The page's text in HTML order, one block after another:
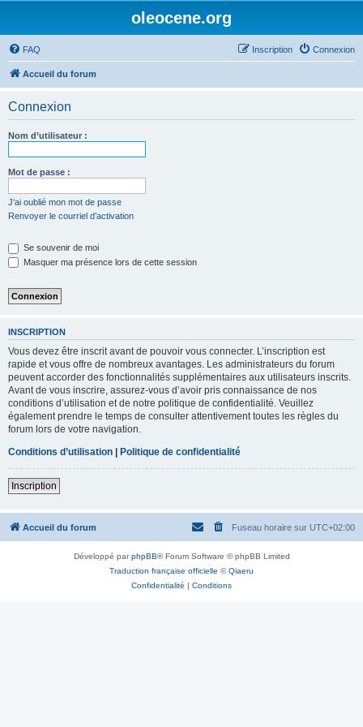
oleocene.org
FAQ Connexion
Inscription
Accueil du forum
Connexion
Nom d’utilisateur :
Mot de passe :
J’ai oublié mon mot de passe
Renvoyer le courriel d’activation
Se souvenir de moi
Masquer ma présence lors de cette session
INSCRIPTION
Vous devez être inscrit avant de pouvoir vous connecter. L’inscription est
rapide et vous offre de nombreux avantages. Les administrateurs du forum
peuvent accorder des fonctionnalités supplémentaires aux utilisateurs inscrits.
Avant de vous inscrire, assurez-vous d’avoir pris connaissance de nos
conditions d’utilisation et de notre politique de confidentialité. Veuillez
également prendre le temps de consulter attentivement toutes les règles du
forum lors de votre navigation.
Conditions d’utilisation | Politique de confidentialité
Inscription
Accueil du forum Fuseau horaire sur UTC+02:00
Développé parphpBB® Forum Software © phpBB Limited
Traduction française officielle ©Qiaeru
Confidentialité | Conditions